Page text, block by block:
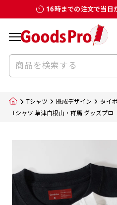
16時までの注文で当日
Tシャツ 既成デザイン タイ
Tシャツ 草津白根山・群馬 グッズプロ
個数
お客様からのデータ入
する場合
入稿いただくデータは
のデータとさせていた
で解像度200dp以上
いの規格サイズにつき
プレートの用意があり
イページの「購入履歴
デザイン変更なしでのご
ルで製品デザインをした
指します。当グッズプロ
該当いたします。既製
分だけののぼり旗をつ
イン改造や既製デザイン
名前入れや会社のロゴ
のぼり旗のデザインをす
のぼり旗のデザインとし
上側にポールを通すミミ
ただ、お客様の飾り付
もしかしたら左側と上に
側と上についていた方
サイズ
既製品のサイズについ
お客様オリジナルサイズ
につきましてはお気軽に
みする都合や・最終的
など）のでサイズの指
位は不可となります。
ズレ5ｍｍ程度は起き
サイズ
既製品のサイズについ
お客様オリジナルサイズ
につきましてはお気軽に
みする都合や・最終的
など）のでサイズの指
位は不可となります。
ズレ5ｍｍ程度は起き
一般的にはチチの位置は
ポールに通す際には上辺
が左右どちらでものぼり
生地のふちを大きく棒
を通す筒をつくります
のぼり旗のチチについて
一般的にはチチの位置は
ポールに通す際には上辺
が左右どちらでものぼり
生地のふちを大きく棒
を通す筒をつくります
補強縫製って何？
補強縫製とはヒートカッ
をあげるために折り返し
の影響を受けやすい四辺
各辺のおおむね3～5ｍ
い糸を走らせて補強し
のぼり旗の１辺～４辺は
すのでその部分のホツ
生地の
ポンジ
一般的なのぼり旗の生
スリット（切り
スリット（切り込み）を
疑似的にのれんのように
法です。